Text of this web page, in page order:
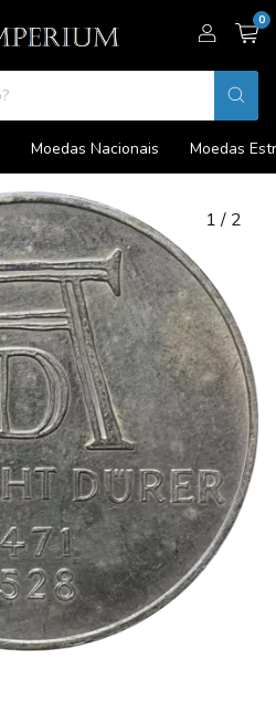
0
Moedas Nacionais Moedas
1/ 2